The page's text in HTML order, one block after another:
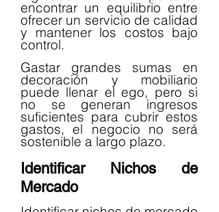
encontrar un equilibrio entre
ofrecer un servicio de calidad
y mantener los costos bajo
control.
Gastar grandes sumas en
decoración y mobiliario
puede llenar el ego, pero si
no se generan ingresos
suficientes para cubrir estos
gastos, el negocio no será
sostenible a largo plazo.
Identificar Nichos de
Mercado